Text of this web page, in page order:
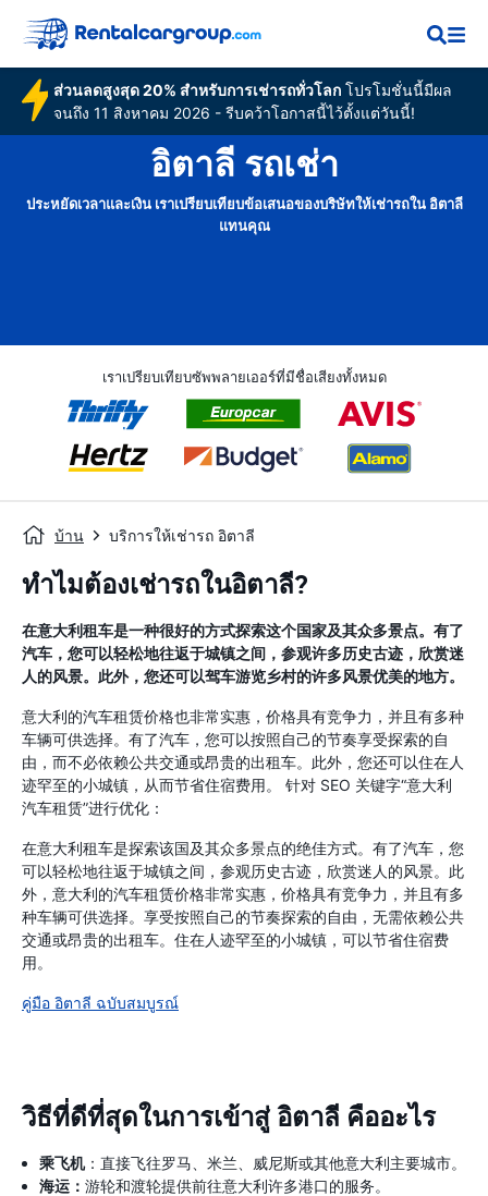
ส่วนลดสูงสุด 20% สำหรับการเช่ารถทั่วโลกโปรโมชั่นนี้มีผล
จนถึง 11 สิงหาคม 2026 - รีบคว้าโอกาสนี้ไว้ตั้งแต่วันนี้!
อิตาลี รถเช่า
ประหยัดเวลาและเงิน เราเปรียบเทียบข้อเสนอของบริษัทให้เช่ารถใน อิตาลี
แทนคุณ
เราเปรียบเทียบซัพพลายเออร์ที่มีชื่อเสียงทั้งหมด
บ้าน บริการให้เช่ารถ อิตาลี
ทำไมต้องเช่ารถในอิตาลี?
在意大利租车是一种很好的方式探索这个国家及其众多景点。有了
汽车，您可以轻松地往返于城镇之间，参观许多历史古迹，欣赏迷
人的风景。此外，您还可以驾车游览乡村的许多风景优美的地方。
意大利的汽车租赁价格也非常实惠，价格具有竞争力，并且有多种
车辆可供选择。有了汽车，您可以按照自己的节奏享受探索的自
由，而不必依赖公共交通或昂贵的出租车。此外，您还可以住在人
迹罕至的小城​​镇，从而节省住宿费用。 针对 SEO 关键字“意大利
汽车租赁”进行优化：
在意大利租车是探索该国及其众多景点的绝佳方式。有了汽车，您
可以轻松地往返于城镇之间，参观历史古迹，欣赏迷人的风景。此
外，意大利的汽车租赁价格非常实惠，价格具有竞争力，并且有多
种车辆可供选择。享受按照自己的节奏探索的自由，无需依赖公共
交通或昂贵的出租车。住在人迹罕至的小城​​镇，可以节省住宿费
用。
คู่มือ อิตาลี ฉบับสมบูรณ์
วิธีที่ดีที่สุดในการเข้าสู่ อิตาลี คืออะไร
乘飞机：直接飞往罗马、米兰、威尼斯或其他意大利主要城市。
海运： 游轮和渡轮提供前往意大利许多港口的服务。